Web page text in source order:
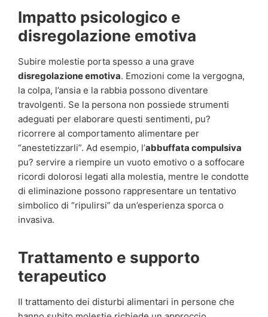
Impatto psicologico e
disregolazione emotiva
Subire molestie porta spesso a una grave
disregolazione emotiva. Emozioni come la vergogna,
la colpa, l’ansia e la rabbia possono diventare
travolgenti. Se la persona non possiede strumenti
adeguati per elaborare questi sentimenti, pu?
ricorrere al comportamento alimentare per
“anestetizzarli”. Ad esempio, l’abbuffata compulsiva
pu? servire a riempire un vuoto emotivo o a soffocare
ricordi dolorosi legati alla molestia, mentre le condotte
di eliminazione possono rappresentare un tentativo
simbolico di “ripulirsi” da un’esperienza sporca o
invasiva.
Trattamento e supporto
terapeutico
Il trattamento dei disturbi alimentari in persone che